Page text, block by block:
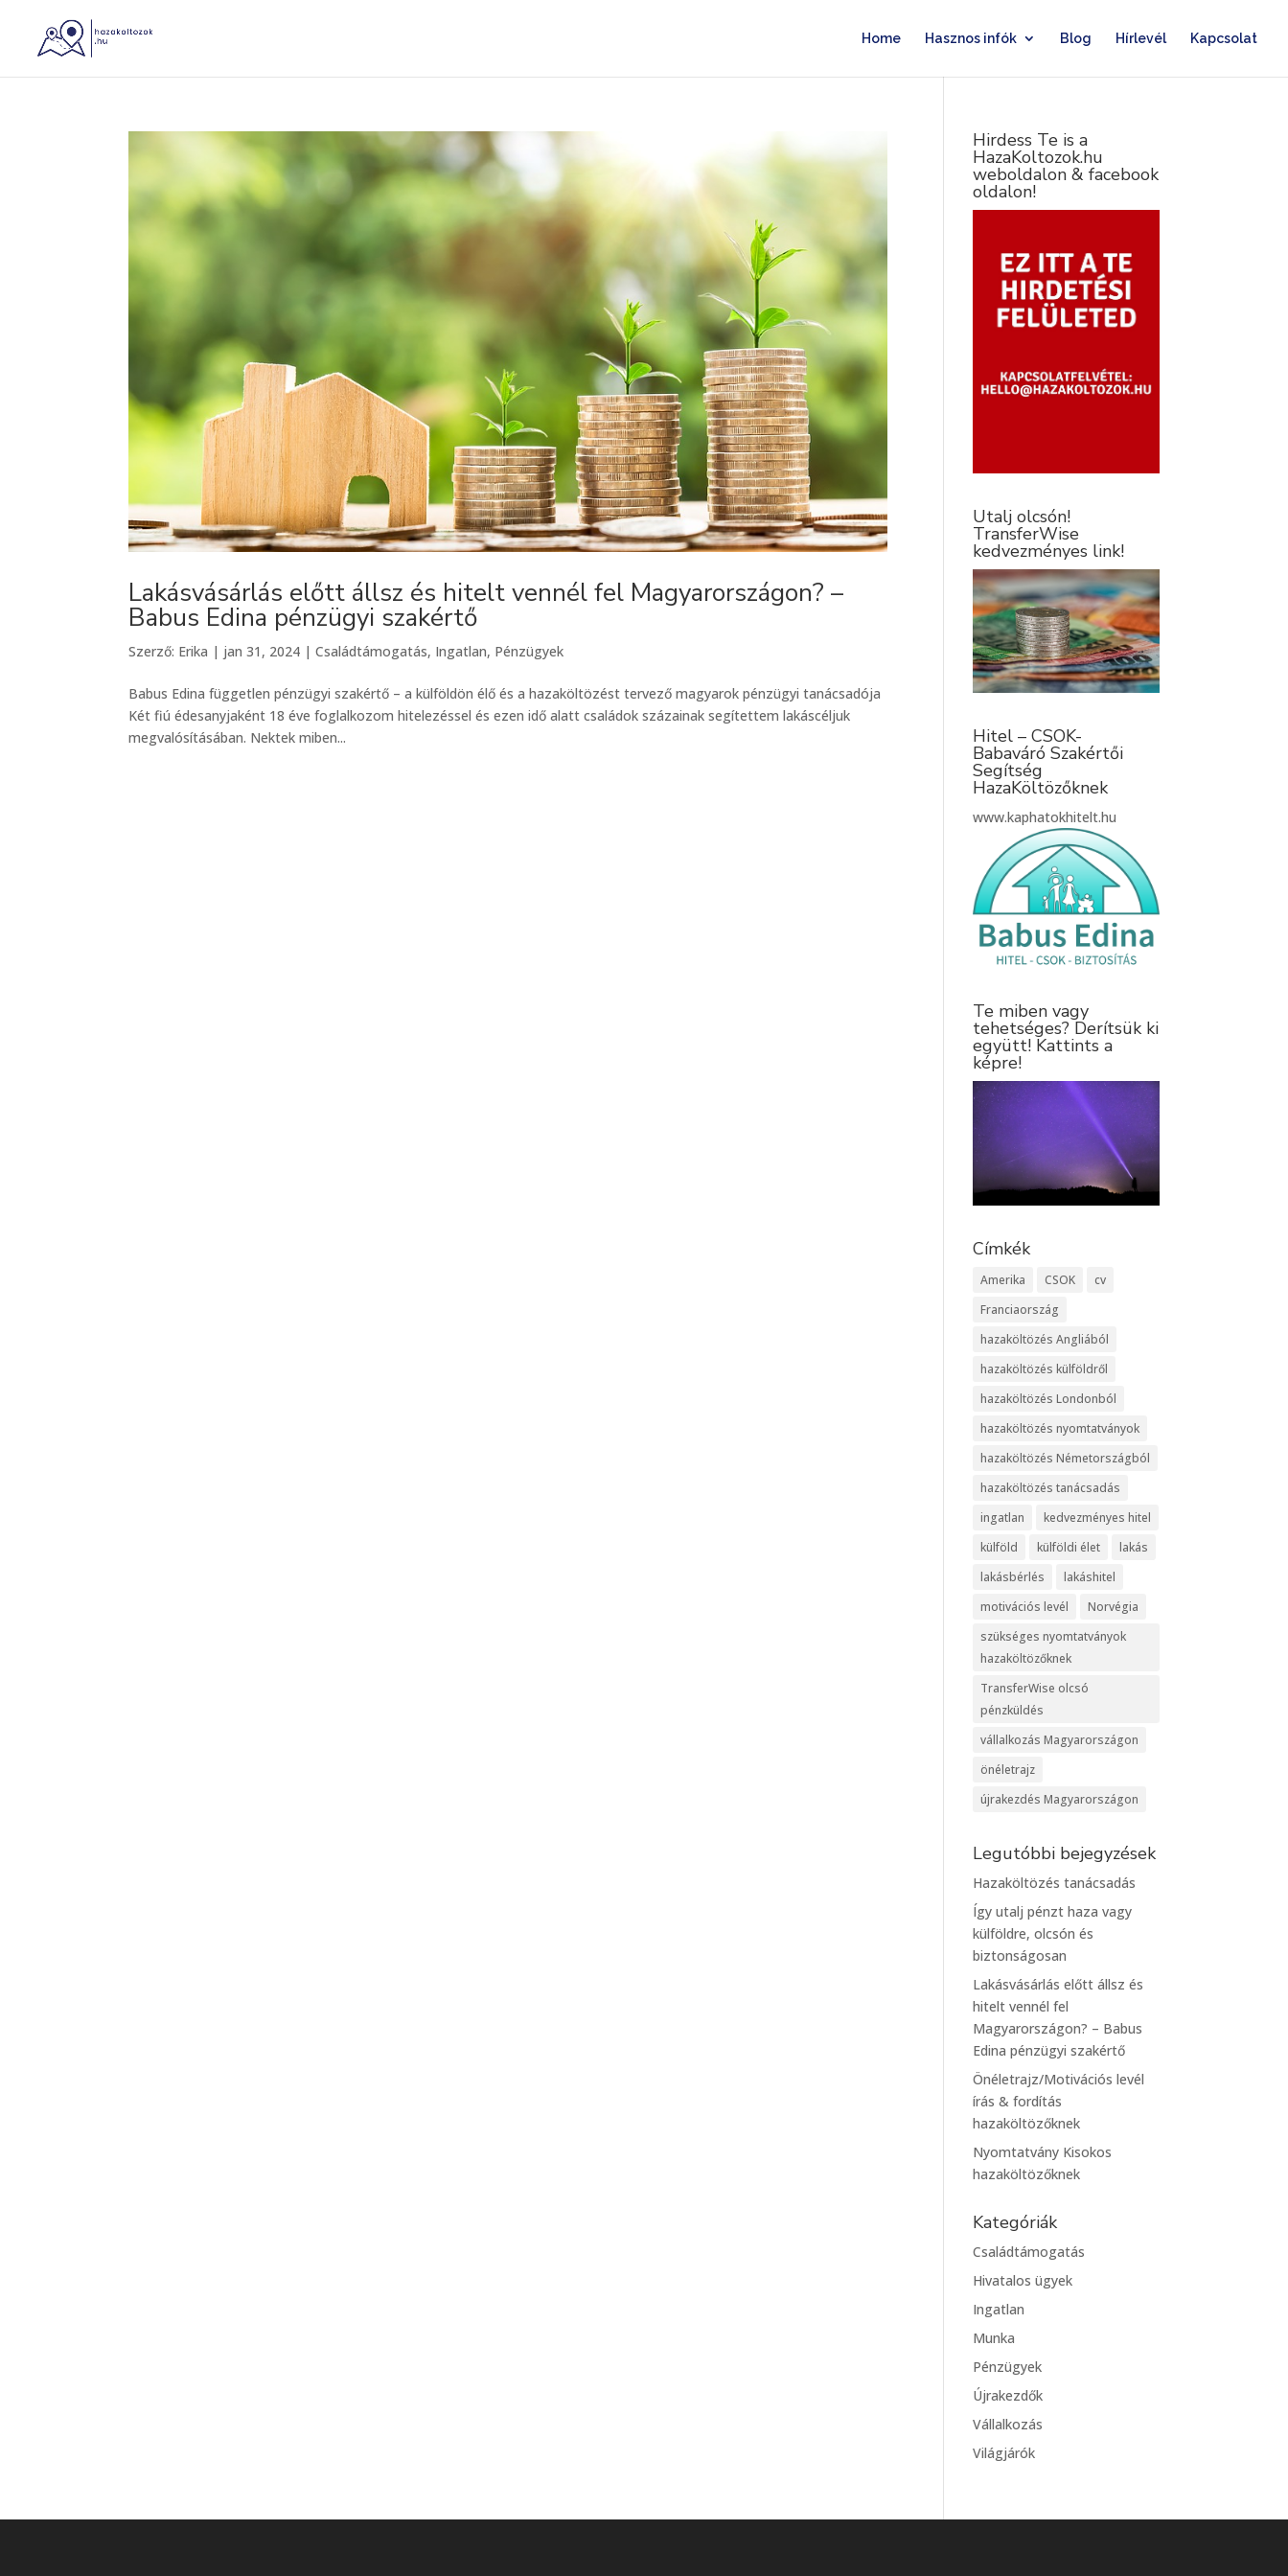
Home Hasznos infók Blog Hírlevél Kapcsolat
Lakásvásárlás előtt állsz és hitelt vennél fel Magyarországon? –
Babus Edina pénzügyi szakértő
Szerző: Erika | jan 31, 2024 |Családtámogatás, Ingatlan, Pénzügyek
Babus Edina független pénzügyi szakértő – a külföldön élő és a hazaköltözést tervező magyarok pénzügyi tanácsadója
Két fiú édesanyjaként 18 éve foglalkozom hitelezéssel és ezen idő alatt családok százainak segítettem lakáscéljuk
megvalósításában. Nektek miben...
Hirdess Te is a
HazaKoltozok.hu
weboldalon & facebook
oldalon!
Utalj olcsón!
TransferWise
kedvezményes link!
Hitel – CSOK-
Babaváró Szakértői
Segítség
HazaKöltözőknek
www.kaphatokhitelt.hu
Te miben vagy
tehetséges? Derítsük ki
együtt! Kattints a
képre!
Címkék
Amerika CSOK
cv
Franciaország
hazaköltözés Angliából
hazaköltözés külföldről
hazaköltözés Londonból
hazaköltözés nyomtatványok
hazaköltözés Németországból
hazaköltözés tanácsadás
ingatlan
kedvezményes hitel
külföld
külföldi élet
lakás
lakásbérlés
lakáshitel
motivációs levél
Norvégia
szükséges nyomtatványok
hazaköltözőknek
TransferWise olcsó
pénzküldés
vállalkozás Magyarországon
önéletrajz
újrakezdés Magyarországon
Legutóbbi bejegyzések
Hazaköltözés tanácsadás
Így utalj pénzt haza vagy
külföldre, olcsón és
biztonságosan
Lakásvásárlás előtt állsz és
hitelt vennél fel
Magyarországon? – Babus
Edina pénzügyi szakértő
Önéletrajz/Motivációs levél
írás & fordítás
hazaköltözőknek
Nyomtatvány Kisokos
hazaköltözőknek
Kategóriák
Családtámogatás
Hivatalos ügyek
Ingatlan
Munka
Pénzügyek
Újrakezdők
Vállalkozás
Világjárók